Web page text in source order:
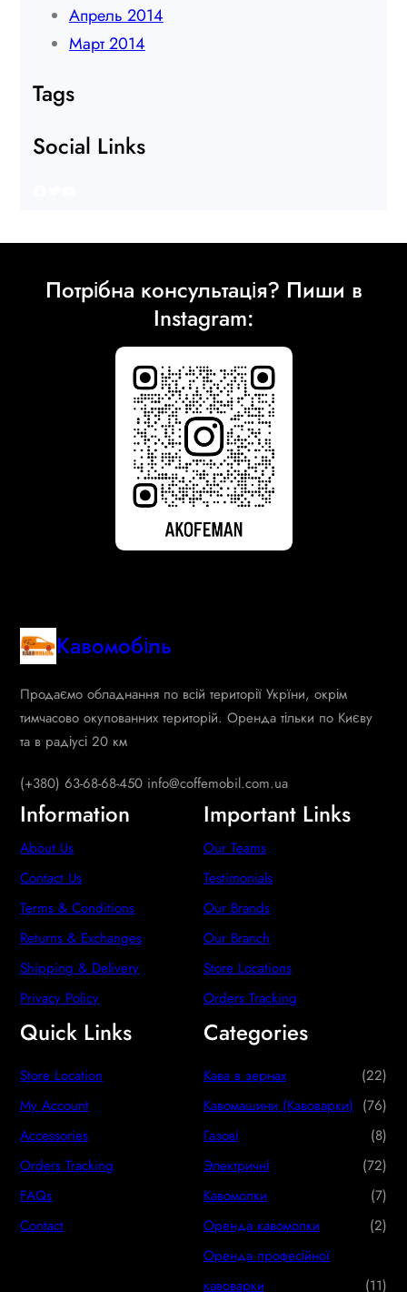
Апрель 2014
Март 2014
Tags
Social Links
Потрібна консультація? Пиши в
Instagram:
Кавомобіль
Продаємо обладнання по всій території Укрїни, окрім
тимчасово окупованних територій. Оренда тільки по Києву
та в радіусі 20 км
(+380) 63-68-68-450 info@coffemobil.com.ua
Information
About Us
Contact Us
Terms & Conditions
Returns & Exchanges
Shipping & Delivery
Privacy Policy
Important Links
Our Teams
Testimonials
Our Brands
Our Branch
Store Locations
Orders Tracking
Quick Links
Store Location
My Account
Accessories
Orders Tracking
FAQs
Contact
Categories
Кава в зернах 222
2
p
r
o
d
c
Кавомашини (Кавоварки) 767
6
p
r
o
u
Газові 88
p
r
o
u
Электричні 727
2
p
o
Кавомолки 77
p
o
Оренда кавомолки 22
r
Оренда професійної
кавоварки
111